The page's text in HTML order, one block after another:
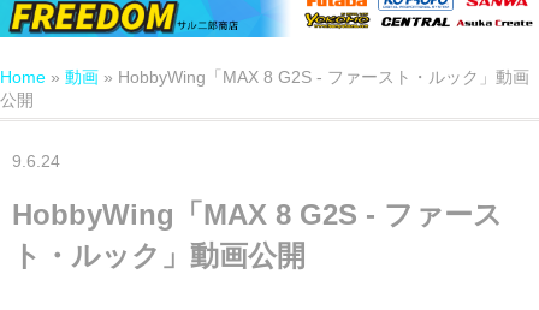
Home » 動画 » HobbyWing「MAX 8 G2S - ファースト・ルック」動画
公開
9.6.24
HobbyWing「MAX 8 G2S - ファース
ト・ルック」動画公開